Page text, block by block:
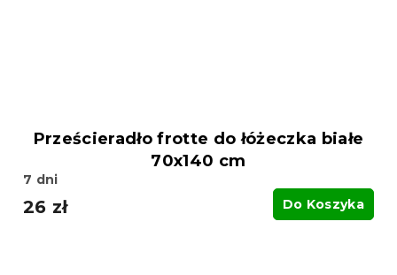
Prześcieradło frotte do łóżeczka białe
70x140 cm
7 dni
26 zł Do Koszyka